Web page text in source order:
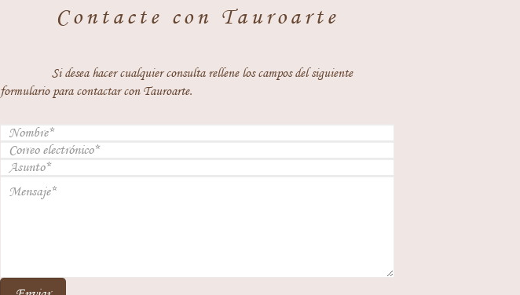
Contacte con Tauroarte
Si desea hacer cualquier consulta rellene los campos del siguiente
formulario para contactar con Tauroarte.